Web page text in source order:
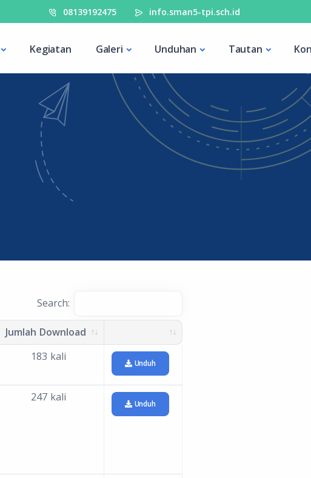
08139192475 info.sman5-tpi.sch.id
Kegiatan Galeri Unduhan Tautan
Search:
Jumlah Download
183 kali
Unduh
247 kali
Unduh